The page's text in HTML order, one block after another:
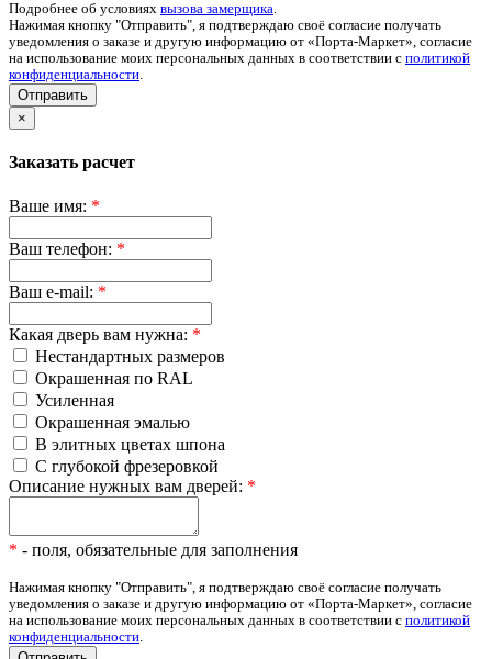
Подробнее об условиях вызова замерщика.
Нажимая кнопку "Отправить", я подтверждаю своё согласие получать
уведомления о заказе и другую информацию от «Порта-Маркет», согласие
на использование моих персональных данных в соответствии с политикой
конфиденциальности.
Отправить
×
Заказать расчет
Ваше имя: *
Ваш телефон: *
Ваш e-mail: *
Какая дверь вам нужна: *
Нестандартных размеров
Окрашенная по RAL
Усиленная
Окрашенная эмалью
В элитных цветах шпона
С глубокой фрезеровкой
Описание нужных вам дверей: *
* - поля, обязательные для заполнения
Нажимая кнопку "Отправить", я подтверждаю своё согласие получать
уведомления о заказе и другую информацию от «Порта-Маркет», согласие
на использование моих персональных данных в соответствии с политикой
конфиденциальности